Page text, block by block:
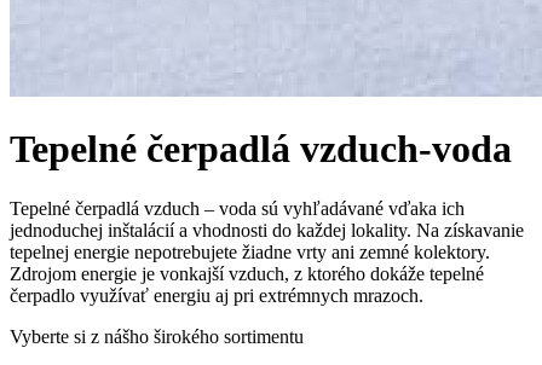
Tepelné čerpadlá vzduch-voda
Tepelné čerpadlá vzduch – voda sú vyhľadávané vďaka ich
jednoduchej inštalácií a vhodnosti do každej lokality. Na získavanie
tepelnej energie nepotrebujete žiadne vrty ani zemné kolektory.
Zdrojom energie je vonkajší vzduch, z ktorého dokáže tepelné
čerpadlo využívať energiu aj pri extrémnych mrazoch.
Vyberte si z nášho širokého sortimentu